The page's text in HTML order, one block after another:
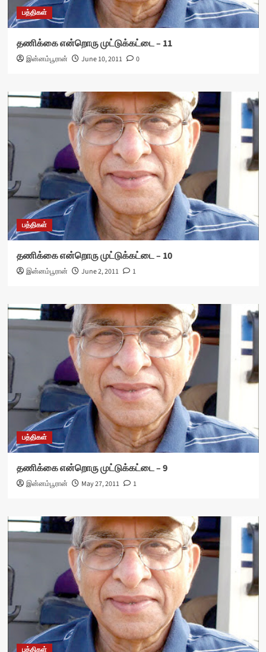
பத்திகள்
தணிக்கை என்றொரு முட்டுக்கட்டை – 11
இன்னம்பூரான் June 10, 2011 0
பத்திகள்
தணிக்கை என்றொரு முட்டுக்கட்டை – 10
இன்னம்பூரான் June 2, 2011 1
பத்திகள்
தணிக்கை என்றொரு முட்டுக்கட்டை – 9
இன்னம்பூரான் May 27, 2011 1
பத்திகள்